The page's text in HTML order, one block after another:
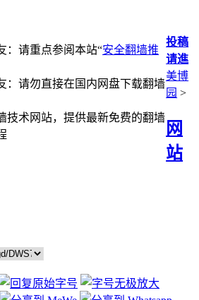
：请重点参阅本站“安全翻墙推
：请勿直接在国内网盘下载翻墙
技术网站，提供最新免费的翻墙
投稿
请進
美博
园 >
网
站